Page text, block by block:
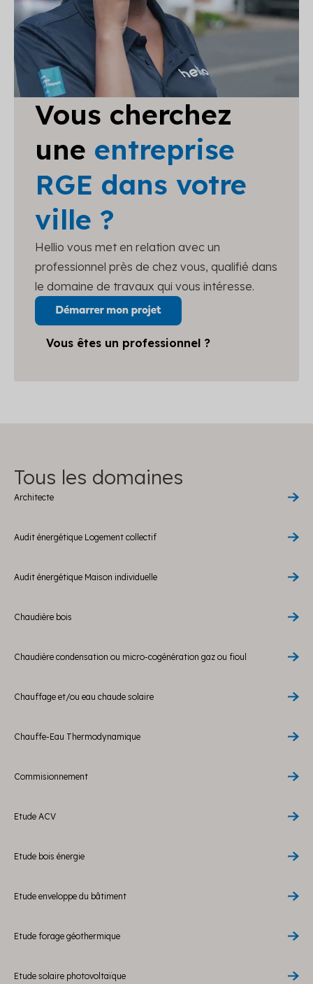
Vous cherchez
une entreprise
RGE dans votre
ville ?
Hellio vous met en relation avec un
professionnel près de chez vous, qualifié dans
le domaine de travaux qui vous intéresse.
Vous êtes un professionnel ?
Tous les domaines
Architecte
Audit énergétique Logement collectif
Audit énergétique Maison individuelle
Chaudière bois
Chaudière condensation ou micro-cogénération gaz ou fioul
Chauffage et/ou eau chaude solaire
Chauffe-Eau Thermodynamique
Commisionnement
Etude ACV
Etude bois énergie
Etude enveloppe du bâtiment
Etude forage géothermique
Etude solaire photovoltaïque